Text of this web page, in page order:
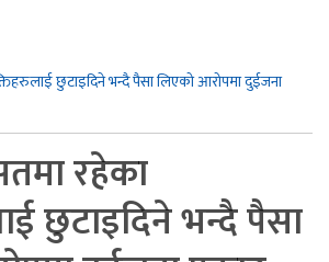
छुटाइदिने भन्दै पैसा लिएको आरोपमा दुईजना
रहेका
छुटाइदिने भन्दै पैसा